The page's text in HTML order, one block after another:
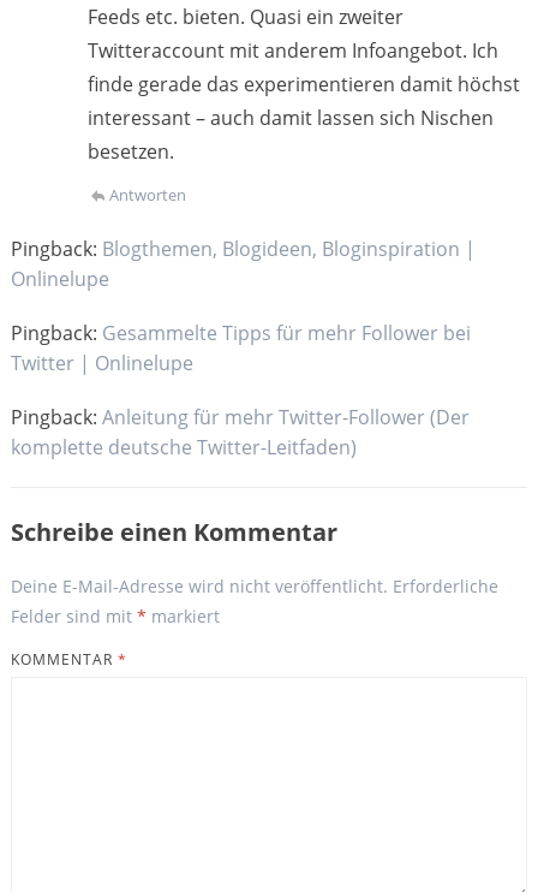
Feeds etc. bieten. Quasi ein zweiter
Twitteraccount mit anderem Infoangebot. Ich
finde gerade das experimentieren damit höchst
interessant – auch damit lassen sich Nischen
besetzen.
Antworten
Pingback: Blogthemen, Blogideen, Bloginspiration |
Onlinelupe
Pingback: Gesammelte Tipps für mehr Follower bei
Twitter | Onlinelupe
Pingback: Anleitung für mehr Twitter-Follower (Der
komplette deutsche Twitter-Leitfaden)
Schreibe einen Kommentar
Deine E-Mail-Adresse wird nicht veröffentlicht. Erforderliche
Felder sind mit * markiert
KOMMENTAR *